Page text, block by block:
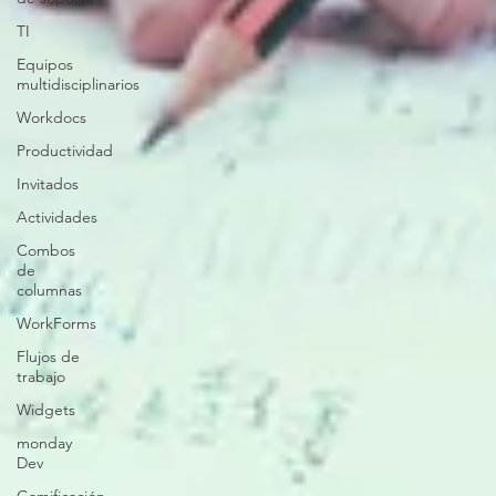
TI
Equipos
multidisciplinarios
Workdocs
Productividad
Invitados
Actividades
Combos
de
columnas
WorkForms
Flujos de
trabajo
Widgets
monday
Dev